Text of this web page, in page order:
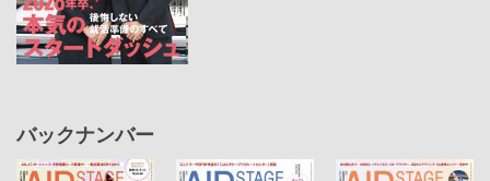
バックナンバー